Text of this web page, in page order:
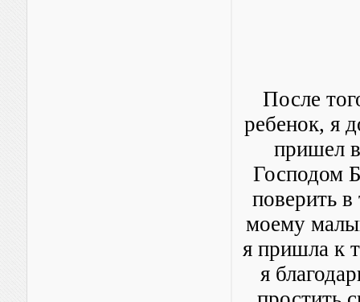
После
ребенок, я
пришел
Господом
поверить в
моему
я пришла к
я